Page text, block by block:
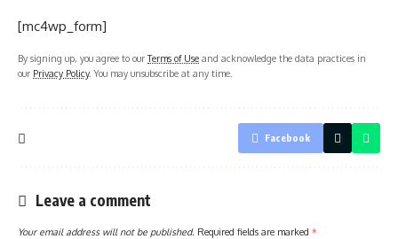
[mc4wp_form]
By signing up, you agree to ourTerms of Use and acknowledge the data practices in
our Privacy Policy. You may unsubscribe at any time.
Facebook
Leave a comment
Your email address will not be published. Required fields are marked *